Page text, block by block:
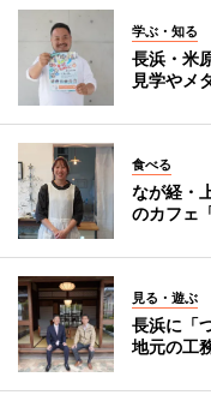
学ぶ・知る
長浜・米
見学やメ
食べる
なが経・
のカフェ
見る・遊ぶ
長浜に「
地元の工